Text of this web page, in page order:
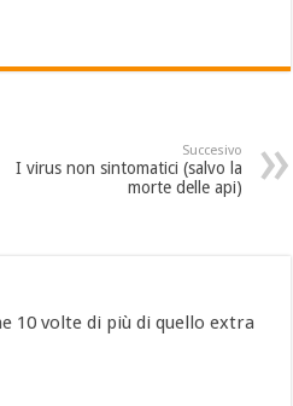
Succesivo
I virus non sintomatici (salvo la
morte delle api)
10 volte di più di quello extra